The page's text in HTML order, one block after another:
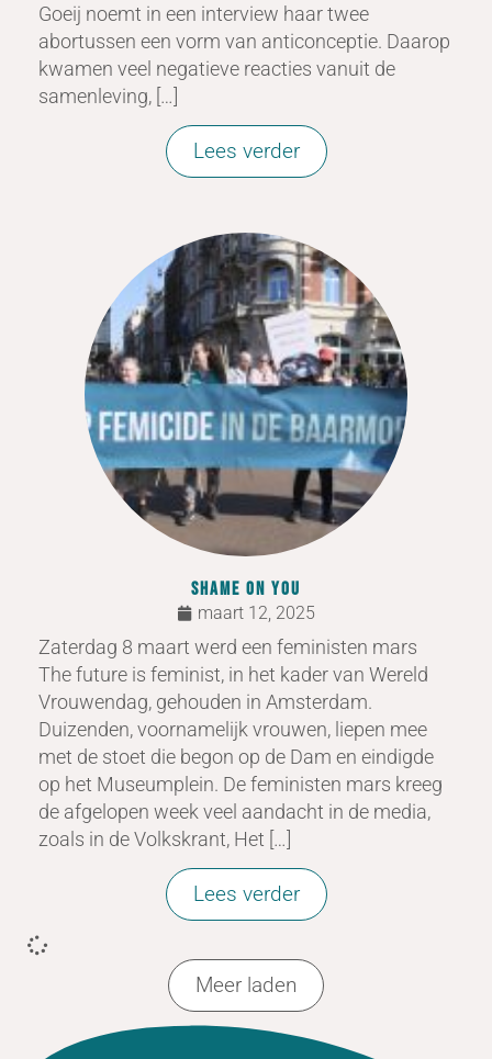
Goeij noemt in een interview haar twee
abortussen een vorm van anticonceptie. Daarop
kwamen veel negatieve reacties vanuit de
samenleving, […]
Lees verder
SHAME ON YOU
maart 12, 2025
Zaterdag 8 maart werd een feministen mars
The future is feminist, in het kader van Wereld
Vrouwendag, gehouden in Amsterdam.
Duizenden, voornamelijk vrouwen, liepen mee
met de stoet die begon op de Dam en eindigde
op het Museumplein. De feministen mars kreeg
de afgelopen week veel aandacht in de media,
zoals in de Volkskrant, Het […]
Lees verder
Meer laden